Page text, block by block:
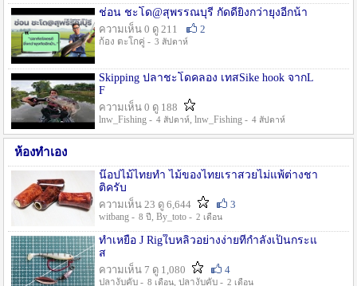
ช่อน ชะโด@สุพรรณบุรี กัดดียิ่งกว่ายุงอีกน้า
ความเห็น 0 ดู 211
2
ก้อง ตะโกคู่ - 3 สัปดาห์
Skipping ปลาชะโดคลอง เทสSike hook จากL
F
ความเห็น 0 ดู 188
lnw_Fishing - 4 สัปดาห์, lnw_Fishing - 4 สัปดาห์
ห้องทำเอง
น๊อปไม้ไทยทำ ไม้ของไทยเราสวยไม่แพ้ต่างชา
ติครับ
ความเห็น 23 ดู 6,644
3
witbang - 8 ปี , By_toto - 2 เดือน
ทำเหยื่อ J Rigใบหลิวอย่างง่ายที่กำลังเป็นกระแ
ส
ความเห็น 7 ดู 1,080
4
ปลางับคับ - 8 เดือน, ปลางับคับ - 2 เดือน